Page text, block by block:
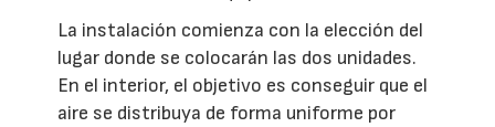
La instalación comienza con la elección del
lugar donde se colocarán las dos unidades.
En el interior, el objetivo es conseguir que el
aire se distribuya de forma uniforme por